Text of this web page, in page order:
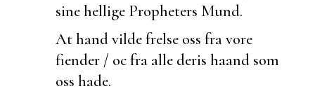
sine hellige Propheters Mund.
At hand vilde frelse oss fra vore
fiender / oc fra alle deris haand som
oss hade.